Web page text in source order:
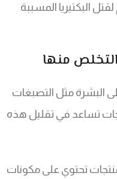
البكتيريا المسببة
منها
البشرة مثل التصبغات
تساعد في تقليل هذه
تحتوي على مكونات